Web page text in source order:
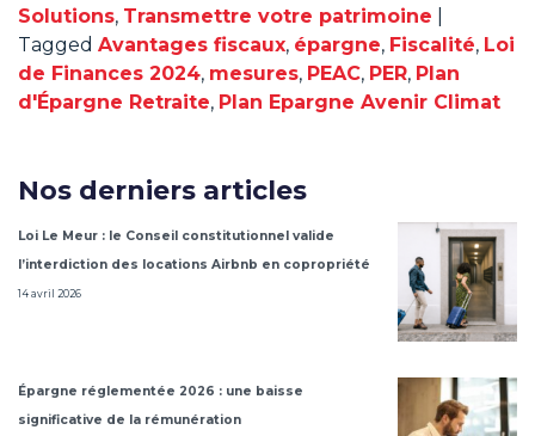
Solutions, Transmettre votre patrimoine
Tagged Avantages fiscaux, épargne, Fiscalité, Loi
de Finances 2024, mesures, PEAC, PER, Plan
d'Épargne Retraite, Plan Epargne Avenir Climat
Nos derniers articles
Loi Le Meur : le Conseil constitutionnel valide
l’interdiction des locations Airbnb en copropriété
14 avril 2026
Épargne réglementée 2026 : une baisse
significative de la rémunération